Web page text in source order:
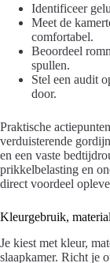
Identificeer
Meet de
comfortabel.
Beoordeel
spullen.
Stel een audit
door.
Praktische
verduisterende
en een vaste
prikkelbelasting en
direct voordeel
Kleurgebruik,
Je kiest met kleur,
slaapkamer. Richt je